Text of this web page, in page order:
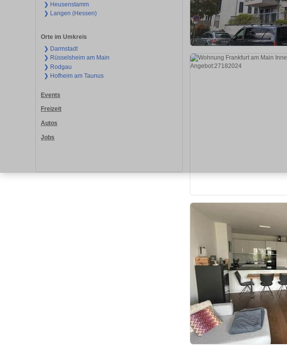
❯ Heusenstamm
❯ Langen (Hessen)
Orte im Umkreis
❯ Darmstadt
❯ Rüsselsheim am Main
❯ Rodgau
❯ Hofheim am Taunus
Events
Freizeit
Autos
Jobs